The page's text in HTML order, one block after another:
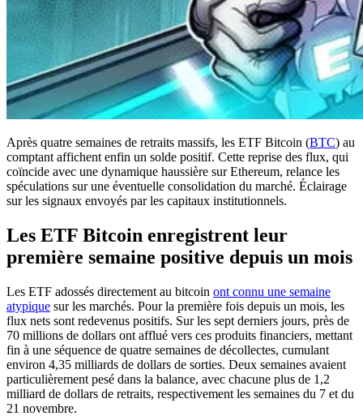
Après quatre semaines de retraits massifs, les ETF Bitcoin (BTC) au
comptant affichent enfin un solde positif. Cette reprise des flux, qui
coïncide avec une dynamique haussière sur Ethereum, relance les
spéculations sur une éventuelle consolidation du marché. Éclairage
sur les signaux envoyés par les capitaux institutionnels.
Les ETF Bitcoin enregistrent leur
première semaine positive depuis un mois
Les ETF adossés directement au bitcoin ont connu une semaine
atypique sur les marchés. Pour la première fois depuis un mois, les
flux nets sont redevenus positifs. Sur les sept derniers jours, près de
70 millions de dollars ont afflué vers ces produits financiers, mettant
fin à une séquence de quatre semaines de décollectes, cumulant
environ 4,35 milliards de dollars de sorties. Deux semaines avaient
particulièrement pesé dans la balance, avec chacune plus de 1,2
milliard de dollars de retraits, respectivement les semaines du 7 et du
21 novembre.